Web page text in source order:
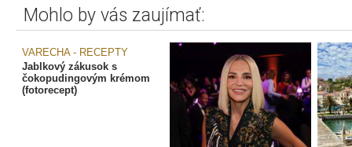
Mohlo by vás zaujímať:
VARECHA - RECEPTY
Jablkový zákusok s
čokopudingovým krémom
(fotorecept)